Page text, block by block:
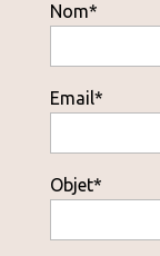
Nom*
Email*
Objet*